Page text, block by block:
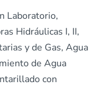
Laboratorio,
Hidráulicas I, II,
y de Gas, Agua
de Agua
con